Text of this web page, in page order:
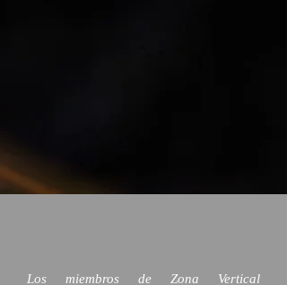
Los miembros de Zona Vertical